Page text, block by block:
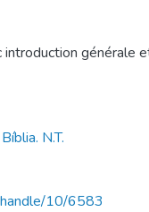
introduction générale
Bíblia. N.T.
10/6583